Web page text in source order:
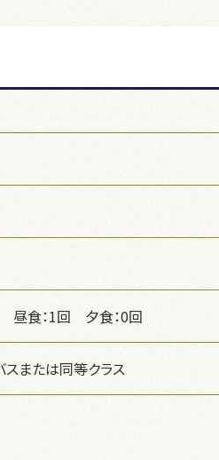
昼食：1回 夕食：0回
スまたは同等クラス